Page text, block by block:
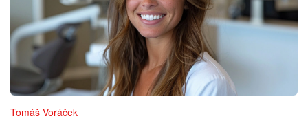
Tomáš Voráček